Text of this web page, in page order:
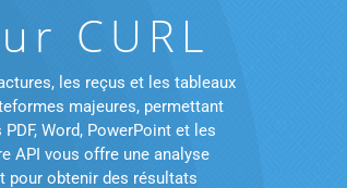
CURL
les reçus et les tableaux
majeures, permettant
Word, PowerPoint et les
API vous offre une analyse
pour obtenir des résultats